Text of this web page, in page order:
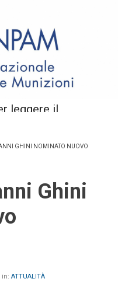
GHINI NOMINATO NUOVO
in: ATTUALITÀ